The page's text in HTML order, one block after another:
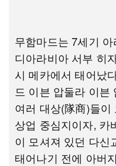
무함마드는 7세기
디아라비아 서부 히
시 메카에서 태어났
드 이븐 압둘라 이븐
여러 대상(隊商)들
상업 중심지이자, 카
이 모셔져 있던 다신
태어나기 전에 아버